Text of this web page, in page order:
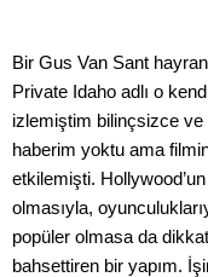
Bir Gus Van Sant
Private Idaho adlı o
izlemiştim bilinçsizce ve
haberim yoktu ama
etkilemişti. Hollywood’un
olmasıyla,
popüler olmasa da
bahsettiren bir yapım.